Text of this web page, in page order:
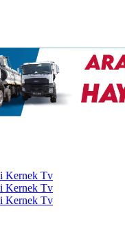
Kernek Tv
Kernek Tv
Kernek Tv